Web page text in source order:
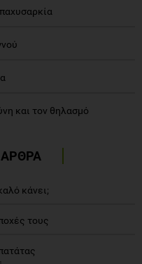
και τον θηλασμό
κάνει;
τους